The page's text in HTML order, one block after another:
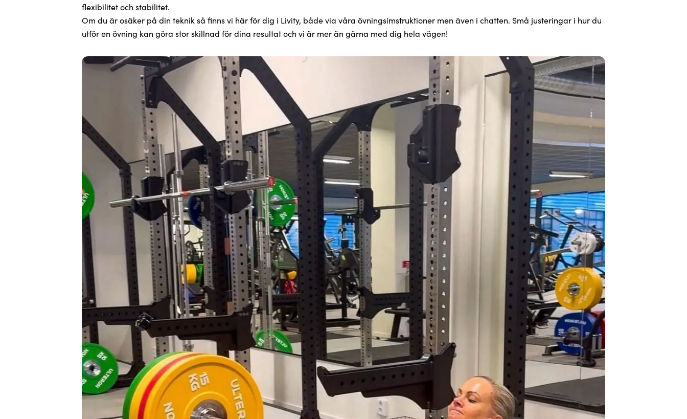
flexibilitet och stabilitet.
Om du är osäker på din teknik så finns vi här för dig i Livity, både via våra övningsimstruktioner men även i chatten. Små justeringar i hur du
utför en övning kan göra stor skillnad för dina resultat och vi är mer än gärna med dig hela vägen!